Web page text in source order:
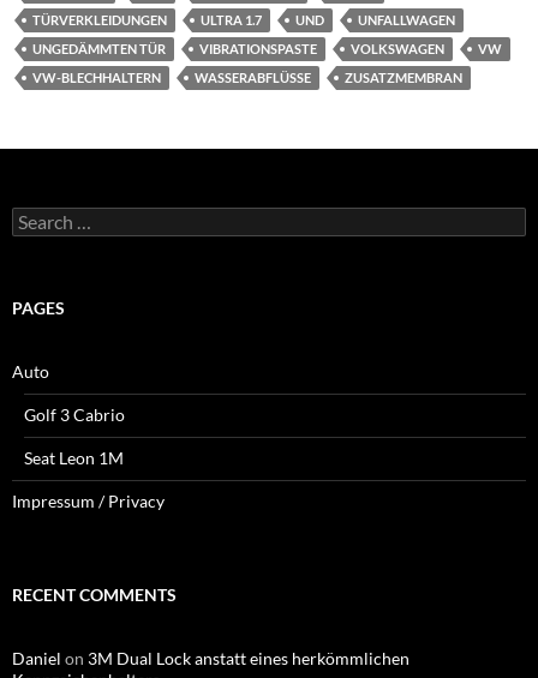
TÜRVERKLEIDUNGEN
ULTRA 1.7 UND
UNFALLWAGEN
UNGEDÄMMTEN TÜR
VIBRATIONSPASTE VOLKSWAGEN
VW
VW-BLECHHALTERN
WASSERABFLÜSSE ZUSATZMEMBRAN
Search
for:
PAGES
Auto
Golf 3 Cabrio
Seat Leon 1M
Impressum / Privacy
RECENT COMMENTS
Daniel on 3M Dual Lock anstatt eines herkömmlichen